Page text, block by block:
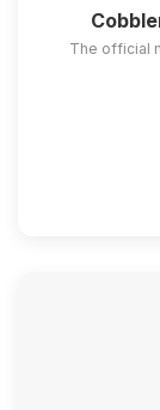
The official